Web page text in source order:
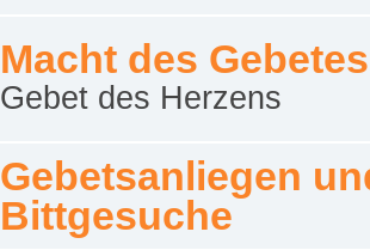
Macht des Gebetes
Gebet des Herzens
Gebetsanliegen
Bittgesuche